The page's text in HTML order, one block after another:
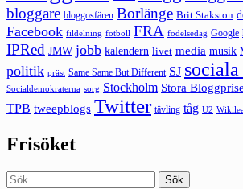
bloggare bloggosfären Borlänge Brit Stakston
Facebook fildelning fotboll FRA födelsedag Google
IPRed JMW jobb kalendern livet media musik
politik präst Same Same But Different SJ
Socialdemokraterna sorg Stockholm Stora
TPB tweepblogs Twitter tävling tåg U2
Frisöket
Sök